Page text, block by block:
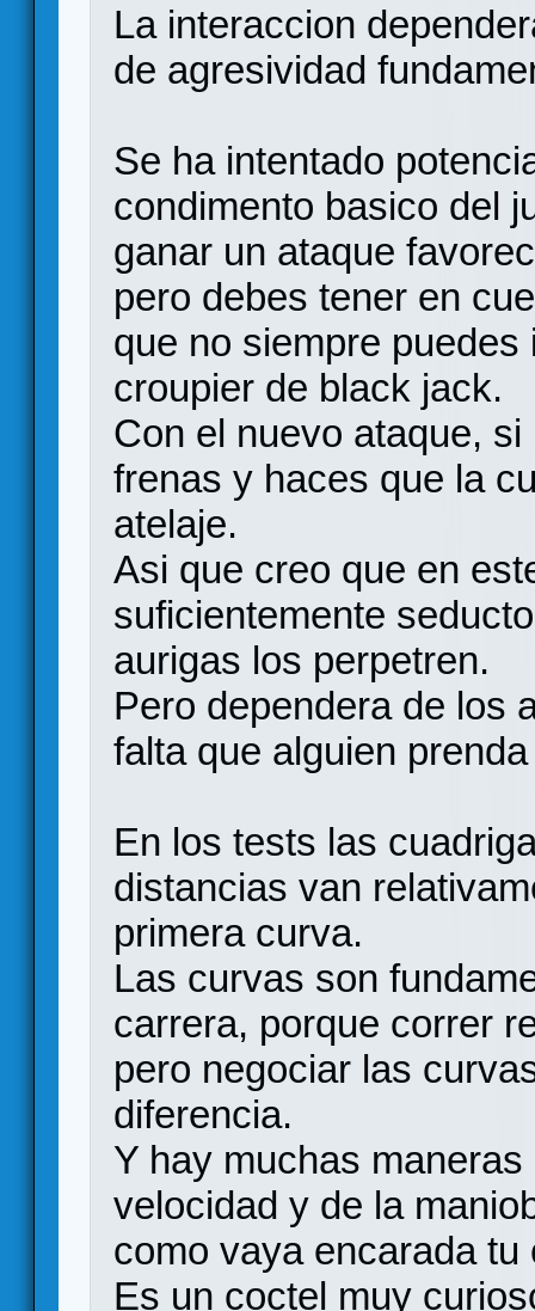
La interaccion
de agresividad
Se ha intentado
condimento basico del
ganar un ataque
pero debes tener en
que no siempre
croupier de black jack.
Con el nuevo ataque,
frenas y haces que la
atelaje.
Asi que creo que en
suficientemente
aurigas los perpetren.
Pero dependera de los
falta que alguien
En los tests las
distancias van
primera curva.
Las curvas son
carrera, porque correr
pero negociar las
diferencia.
Y hay muchas
velocidad y de la
como vaya encarada tu
Es un coctel muy